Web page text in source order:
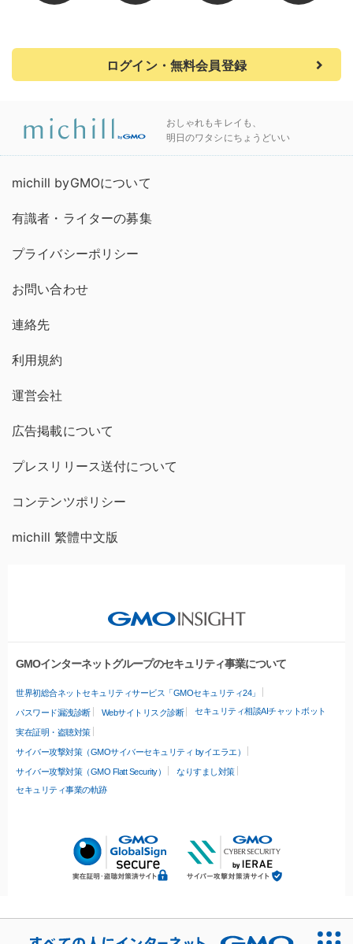
ログイン・無料会員登録
おしゃれもキレイも、
明日のワタシにちょうどいい
michill byGMOについて
有識者・ライターの募集
プライバシーポリシー
お問い合わせ
連絡先
利用規約
運営会社
広告掲載について
プレスリリース送付について
コンテンツポリシー
michill 繁體中文版
GMOインターネットグループのセキュリティ事業について
世界初総合ネットセキュリティサービス「GMOセキュリティ24」
パスワード漏洩診断 Webサイトリスク診断 セキュリティ相談AIチャットボット
実在証明・盗聴対策
サイバー攻撃対策（GMOサイバーセキュリティ byイエラエ）
サイバー攻撃対策（GMO Flatt Security）
なりすまし対策
セキュリティ事業の軌跡